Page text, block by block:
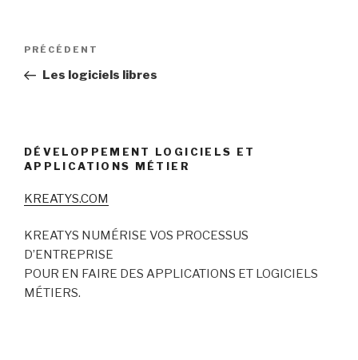
Navigation
l’article
Article
précédent
PRÉCÉDENT
Les logiciels libres
DÉVELOPPEMENT LOGICIELS ET
APPLICATIONS MÉTIER
KREATYS.COM
KREATYS NUMÉRISE VOS PROCESSUS
D’ENTREPRISE
POUR EN FAIRE DES APPLICATIONS ET LOGICIELS
MÉTIERS.